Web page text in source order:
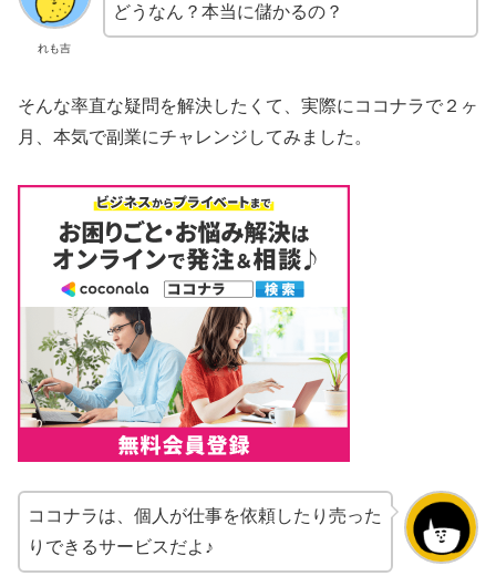
れも吉
どうなん？本当に儲かるの？
そんな率直な疑問を解決したくて、実際にココナラで２ヶ
月、本気で副業にチャレンジしてみました。
ココナラは、個人が仕事を依頼したり売った
りできるサービスだよ♪